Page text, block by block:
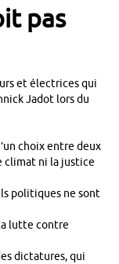
pas
et électrices qui
Jadot lors du
choix entre deux
climat ni la justice
politiques ne sont
lutte contre
dictatures, qui